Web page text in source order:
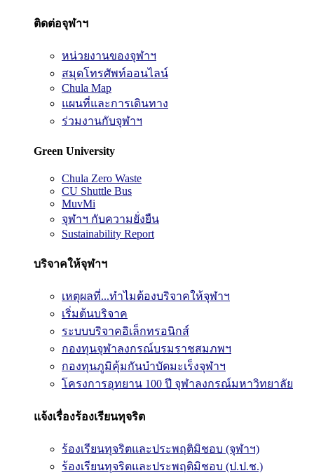
ติดต่อจุฬาฯ
หน่วยงานของจุฬาฯ
สมุดโทรศัพท์ออนไลน์
Chula Map
แผนที่และการเดินทาง
ร่วมงานกับจุฬาฯ
Green University
Chula Zero Waste
CU Shuttle Bus
MuvMi
จุฬาฯ กับความยั่งยืน
Sustainability Report
บริจาคให้จุฬาฯ
เหตุผลที่...ทำไมต้องบริจาคให้จุฬาฯ
เริ่มต้นบริจาค
ระบบบริจาคอิเล็กทรอนิกส์
กองทุนจุฬาลงกรณ์บรมราชสมภพฯ
กองทุนภูมิคุ้มกันบำบัดมะเร็งจุฬาฯ
โครงการอุทยาน 100 ปี จุฬาลงกรณ์มหาวิทยาลัย
แจ้งเรื่องร้องเรียนทุจริต
ร้องเรียนทุจริตและประพฤติมิชอบ (จุฬาฯ)
ร้องเรียนทุจริตและประพฤติมิชอบ (ป.ป.ช.)